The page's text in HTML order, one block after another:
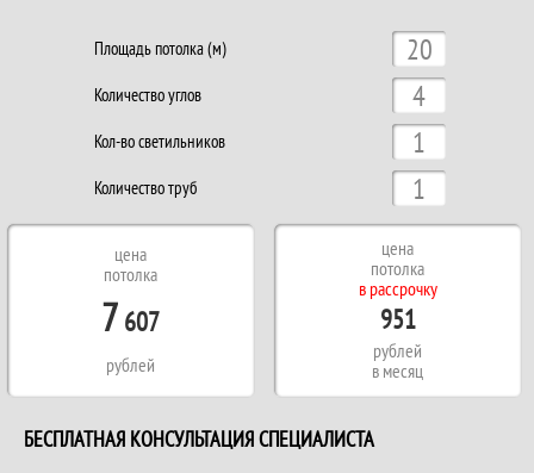
Площадь потолка (м)
Количество углов
Кол-во светильников
Количество труб
цена
потолка
7 607
рублей
цена
потолка
в рассрочку
951
рублей
в месяц
БЕСПЛАТНАЯ КОНСУЛЬТАЦИЯ СПЕЦИАЛИСТА